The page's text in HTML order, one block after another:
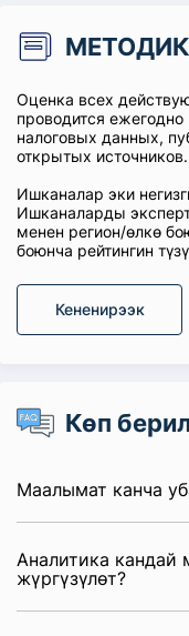
Оценка всех
проводится
налоговых данных,
открытых источников.
Ишканалар эки
Ишканаларды
менен регион/өлкө
боюнча рейтингин
Кененирээк
Көп
Маалымат канча
Аналитика кандай
жүргүзүлөт?